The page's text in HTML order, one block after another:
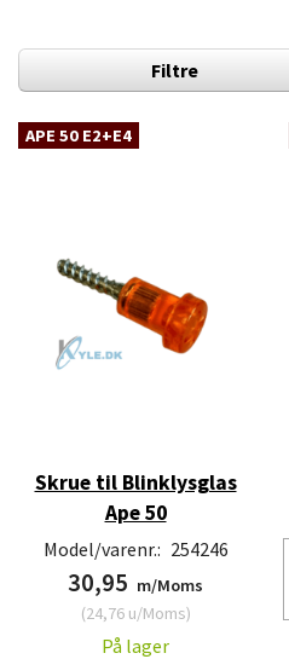
Filtre
APE 50 E2+E4
Skrue til Blinklysglas
Ape 50
Model/varenr.: 254246
30,95 m/Moms
(24,76u/Moms)
På lager